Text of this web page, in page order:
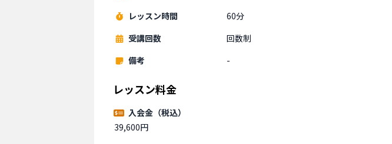
レッスン時間
60分
受講回数
回数制
備考
-
レッスン料金
入会金（税込）
39,600円